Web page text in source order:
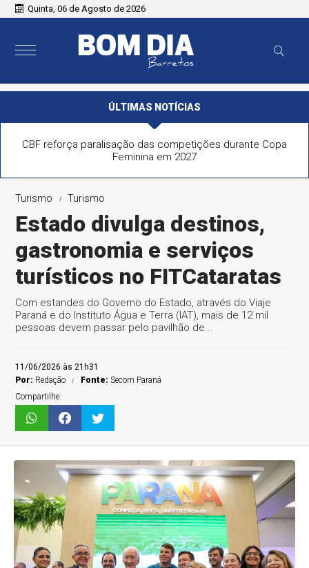
Quinta, 06 de Agosto de 2026
ÚLTIMAS NOTÍCIAS
CBF reforça paralisação das competições durante Copa
Feminina em 2027
Turismo Turismo
Estado divulga destinos,
gastronomia e serviços
turísticos no FITCataratas
Com estandes do Governo do Estado, através do Viaje
Paraná e do Instituto Água e Terra (IAT), mais de 12 mil
pessoas devem passar pelo pavilhão de...
11/06/2026 às 21h31
Por: Redação Fonte:Secom Paraná
Compartilhe: